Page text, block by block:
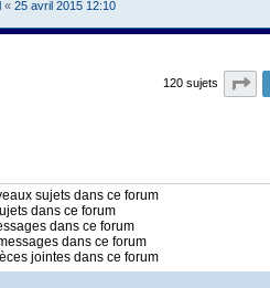
« 25 avril 2015 12:10
120 sujets
sujets dans ce forum
dans ce forum
dans ce forum
dans ce forum
jointes dans ce forum